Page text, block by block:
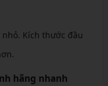
Kích thước đầu
hãng nhanh